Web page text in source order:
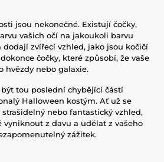
jsou nekonečné. Existují čočky,
vašich očí na jakoukoli barvu
dodají zvířecí vzhled, jako jsou kočičí
čočky, které způsobí, že vaše
hvězdy nebo galaxie.
tou poslední chybějící částí
Halloween kostým. Ať už se
nebo fantastický vzhled,
vyniknout z davu a udělat z vašeho
zážitek.